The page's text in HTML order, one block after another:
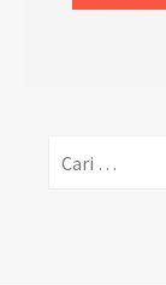
untuk: